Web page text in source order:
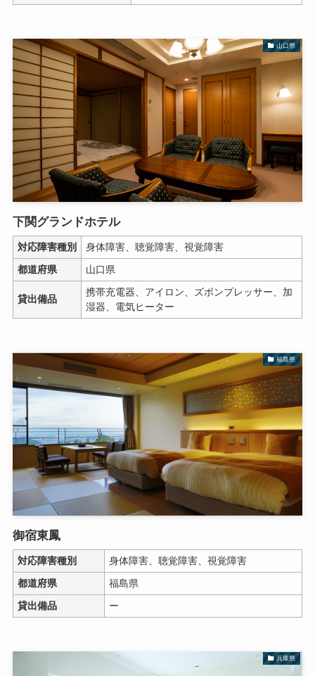
山口県
下関グランドホテル
対応障害種別
身体障害、聴覚障害、視覚障害
都道府県
山口県
貸出備品
携帯充電器、アイロン、ズボンプレッサー、加
湿器、電気ヒーター
福島県
御宿東鳳
対応障害種別
身体障害、聴覚障害、視覚障害
都道府県
福島県
貸出備品
ー
兵庫県